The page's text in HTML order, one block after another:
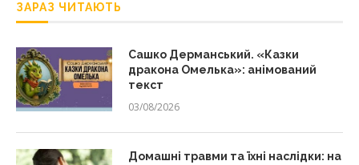
ЗАРАЗ ЧИТАЮТЬ
Сашко Дерманський. «Казки
дракона Омелька»: анімований
текст
03/08/2026
Домашні травми та їхні наслідки: на